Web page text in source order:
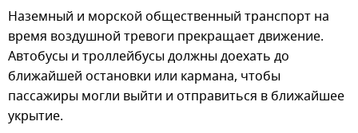
Наземный и морской общественный транспорт на
время воздушной тревоги прекращает движение.
Автобусы и троллейбусы должны доехать до
ближайшей остановки или кармана, чтобы
пассажиры могли выйти и отправиться в ближайшее
укрытие.